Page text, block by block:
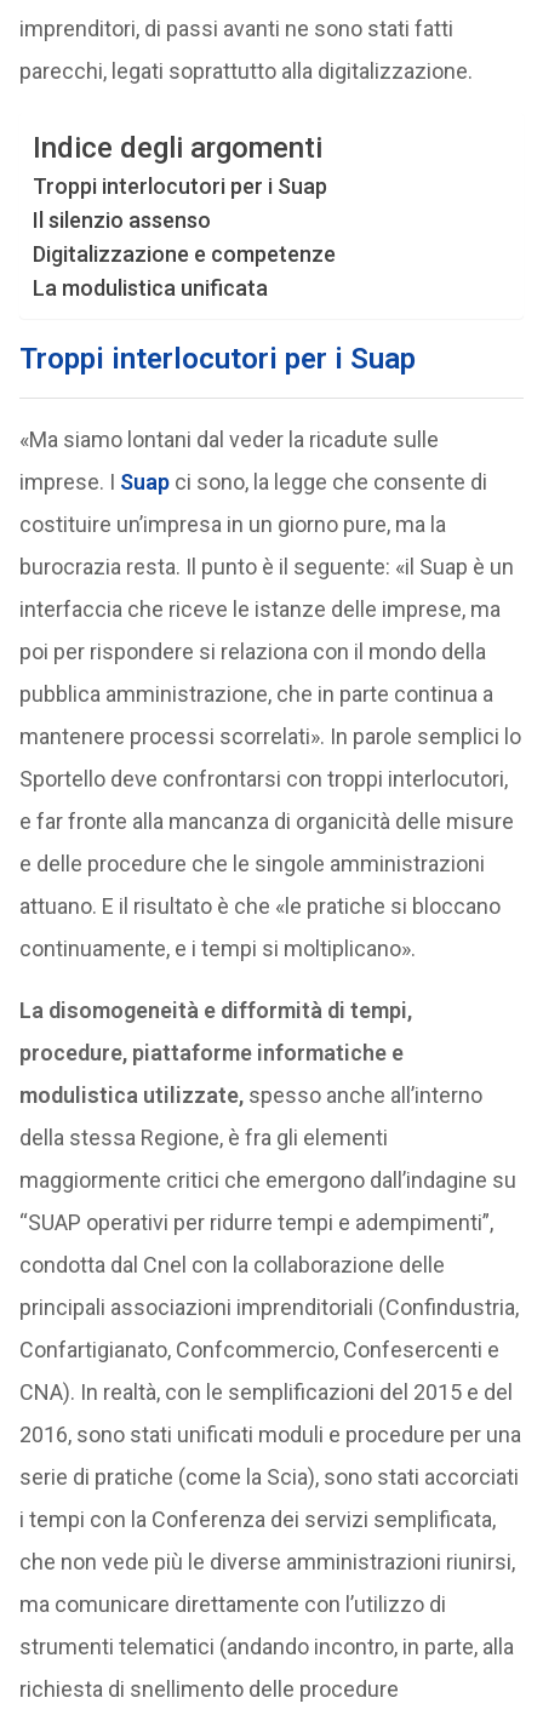
imprenditori, di passi avanti ne sono stati fatti
parecchi, legati soprattutto alla digitalizzazione.
Indice degli argomenti
Troppi interlocutori per i Suap
Il silenzio assenso
Digitalizzazione e competenze
La modulistica unificata
Troppi interlocutori per i Suap
«Ma siamo lontani dal veder la ricadute sulle
imprese. I Suapci sono, la legge che consente di
costituire un’impresa in un giorno pure, ma la
burocrazia resta. Il punto è il seguente: «il Suap è un
interfaccia che riceve le istanze delle imprese, ma
poi per rispondere si relaziona con il mondo della
pubblica amministrazione, che in parte continua a
mantenere processi scorrelati». In parole semplici lo
Sportello deve confrontarsi con troppi interlocutori,
e far fronte alla mancanza di organicità delle misure
e delle procedure che le singole amministrazioni
attuano. E il risultato è che «le pratiche si bloccano
continuamente, e i tempi si moltiplicano».
La disomogeneità e difformità di tempi,
procedure, piattaforme informatiche e
modulistica utilizzate,spesso anche all’interno
della stessa Regione, è fra gli elementi
maggiormente critici che emergono dall’indagine su
“SUAP operativi per ridurre tempi e adempimenti”,
condotta dal Cnel con la collaborazione delle
principali associazioni imprenditoriali (Confindustria,
Confartigianato, Confcommercio, Confesercenti e
CNA). In realtà, con le semplificazioni del 2015 e del
2016, sono stati unificati moduli e procedure per una
serie di pratiche (come la Scia), sono stati accorciati
i tempi con la Conferenza dei servizi semplificata,
che non vede più le diverse amministrazioni riunirsi,
ma comunicare direttamente con l’utilizzo di
strumenti telematici (andando incontro, in parte, alla
richiesta di snellimento delle procedure